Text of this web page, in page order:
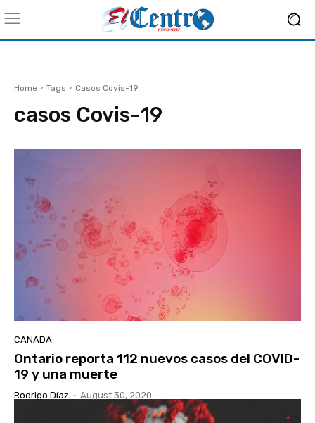
Home Tags Casos Covis-19
casos Covis-19
CANADA
Ontario reporta 112 nuevos casos del COVID-
19 y una muerte
Rodrigo Díaz - August 30, 2020